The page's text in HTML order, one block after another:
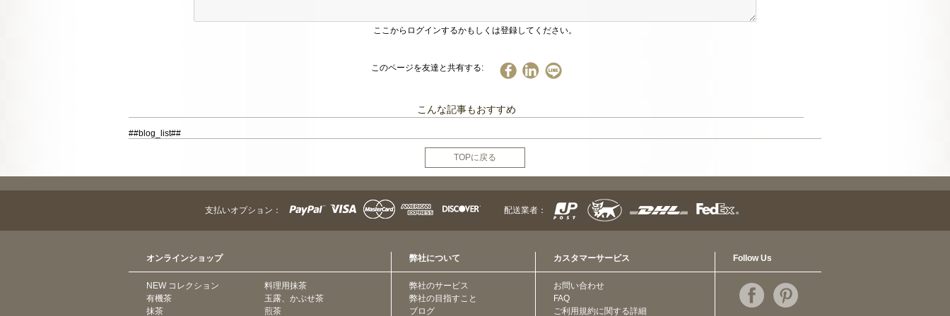
ここからログインするかもしくは登録してください。
このページを友達と共有する:
こんな記事もおすすめ
##blog_list##
TOPに戻る
支払いオプション： 配送業者：
オンラインショップ
NEW コレクション
有機茶
抹茶
料理用抹茶
玉露、かぶせ茶
煎茶
弊社について
弊社のサービス
弊社の目指すこと
ブログ
カスタマーサービス
お問い合わせ
FAQ
ご利用規約に関する詳細
Follow Us